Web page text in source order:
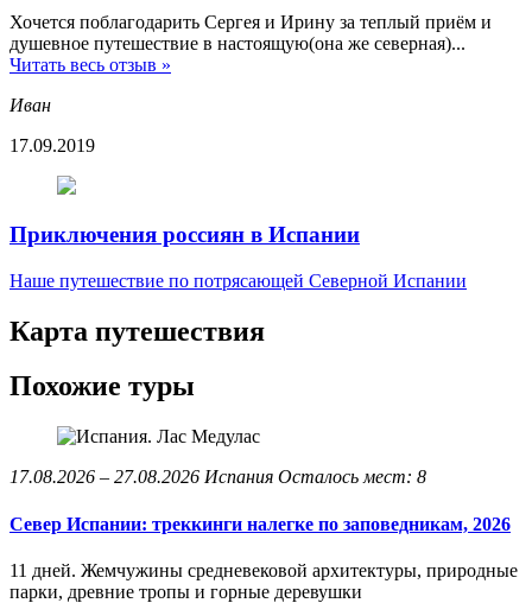
Хочется поблагодарить Сергея и Ирину за теплый приём и
душевное путешествие в настоящую(она же северная)...
Читать весь отзыв »
Иван
17.09.2019
Приключения россиян в Испании
Наше путешествие по потрясающей Северной Испании
Карта путешествия
Похожие туры
17.08.2026 – 27.08.2026 Испания Осталось мест: 8
Север Испании: треккинги налегке по заповедникам, 2026
11 дней. Жемчужины средневековой архитектуры, природные
парки, древние тропы и горные деревушки